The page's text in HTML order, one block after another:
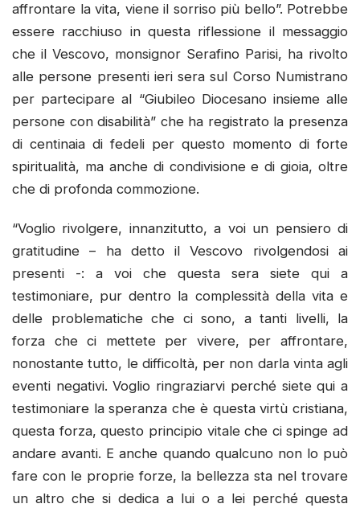
affrontare la vita, viene il sorriso più bello”. Potrebbe
essere racchiuso in questa riflessione il messaggio
che il Vescovo, monsignor Serafino Parisi, ha rivolto
alle persone presenti ieri sera sul Corso Numistrano
per partecipare al “Giubileo Diocesano insieme alle
persone con disabilità” che ha registrato la presenza
di centinaia di fedeli per questo momento di forte
spiritualità, ma anche di condivisione e di gioia, oltre
che di profonda commozione.
“Voglio rivolgere, innanzitutto, a voi un pensiero di
gratitudine – ha detto il Vescovo rivolgendosi ai
presenti -: a voi che questa sera siete qui a
testimoniare, pur dentro la complessità della vita e
delle problematiche che ci sono, a tanti livelli, la
forza che ci mettete per vivere, per affrontare,
nonostante tutto, le difficoltà, per non darla vinta agli
eventi negativi. Voglio ringraziarvi perché siete qui a
testimoniare la speranza che è questa virtù cristiana,
questa forza, questo principio vitale che ci spinge ad
andare avanti. E anche quando qualcuno non lo può
fare con le proprie forze, la bellezza sta nel trovare
un altro che si dedica a lui o a lei perché questa